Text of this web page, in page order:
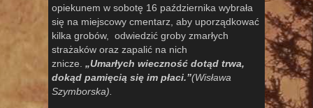
opiekunem w sobotę 16 października wybrała
się na miejscowy cmentarz, aby uporządkować
kilka grobów, odwiedzić groby zmarłych
strażaków oraz zapalić na nich
znicze. „Umarłych wieczność dotąd trwa,
dokąd pamięcią się im płaci.”(Wisława
Szymborska).